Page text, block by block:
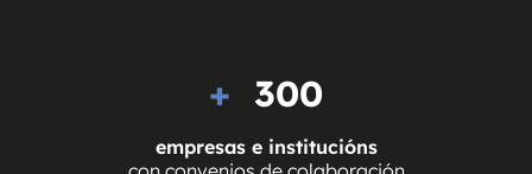
empresas e institucións
+ 300